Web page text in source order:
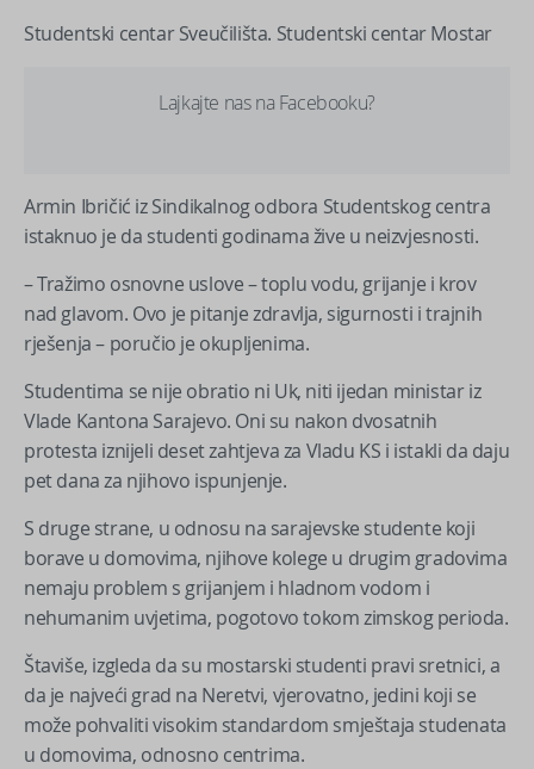
Studentski centar Sveučilišta. Studentski centar Mostar
Lajkajte nas na Facebooku?
Armin Ibričić iz Sindikalnog odbora Studentskog centra
istaknuo je da studenti godinama žive u neizvjesnosti.
– Tražimo osnovne uslove – toplu vodu, grijanje i krov
nad glavom. Ovo je pitanje zdravlja, sigurnosti i trajnih
rješenja – poručio je okupljenima.
Studentima se nije obratio ni Uk, niti ijedan ministar iz
Vlade Kantona Sarajevo. Oni su nakon dvosatnih
protesta iznijeli deset zahtjeva za Vladu KS i istakli da daju
pet dana za njihovo ispunjenje.
S druge strane, u odnosu na sarajevske studente koji
borave u domovima, njihove kolege u drugim gradovima
nemaju problem s grijanjem i hladnom vodom i
nehumanim uvjetima, pogotovo tokom zimskog perioda.
Štaviše, izgleda da su mostarski studenti pravi sretnici, a
da je najveći grad na Neretvi, vjerovatno, jedini koji se
može pohvaliti visokim standardom smještaja studenata
u domovima, odnosno centrima.